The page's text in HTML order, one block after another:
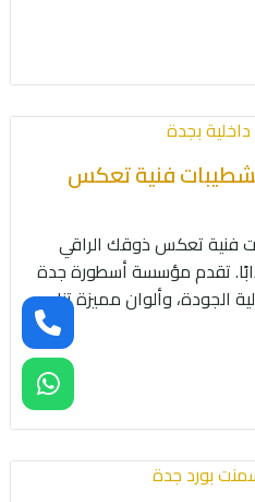
فنية تعكس
فنية تعكس ذوقك الراقي
تقدم مؤسسة أسطورة جدة
الجودة، وألوان مميزة تناسب